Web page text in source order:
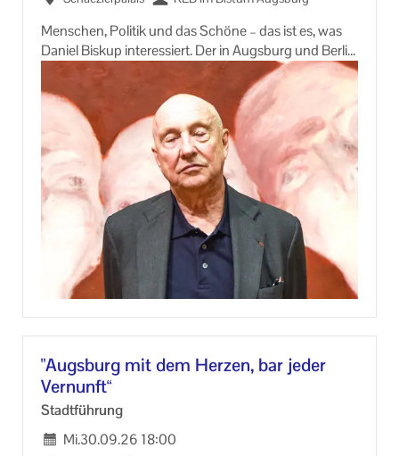
Men­schen, Po­li­tik und das Schö­ne – das ist es, was
Da­ni­el Bisk­up in­ter­es­siert. Der in Augs­burg und Ber­lin
le­ben­de Fo­to­graf ist be­kannt für seine do­ku­men­ta­ri­
schen Auf­nah­men zur Zeit­ge­schich­te. Die ers­ten der
aus­ge­stell­ten Bil­der ent­stan­den be­reits 1989 im
Augs­bur­ger Glas­pa­last.
Im Scha­ez­ler­pa­lais prä­sen­tiert er nun erst­mals eine
neue Fa­cet­te sei­nes Schaf­fens: Künst­ler­por­träts. In
den letz­ten Jah­ren por­trä­tiert Da­ni­el Bisk­up welt­weit
Pro­mi­nen­te aus Po­li­tik, Kul­tur und Wirt­schaft.
An­mel­dung er­for­der­lich unter:
(0821) 3166 8822 oder info@keb-​augsburg.de
"Augs­burg mit dem Her­zen, bar jeder
Ver­nunft“
Stadt­füh­rung
Mi.30.09.26 18:00